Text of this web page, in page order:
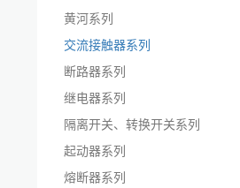
黄河系列
交流接触器系列
断路器系列
继电器系列
隔离开关、转换开关系列
起动器系列
熔断器系列